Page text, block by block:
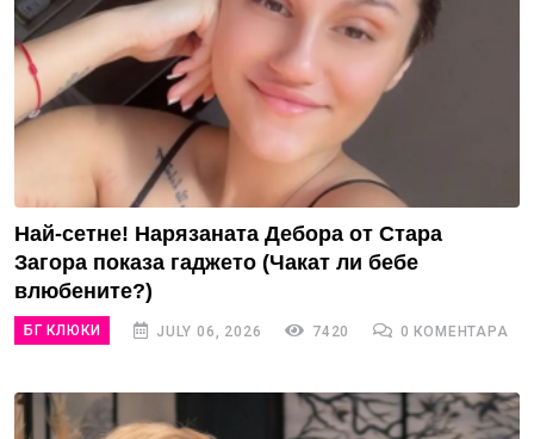
Най-сетне! Нарязаната Дебора от Стара
Загора показа гаджето (Чакат ли бебе
влюбените?)
БГ КЛЮКИ JULY 06, 2026 7420 0 КОМЕНТАРА